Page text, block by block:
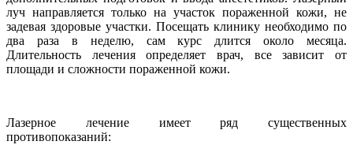
луч направляется только на участок пораженной кожи, не
задевая здоровые участки. Посещать клинику необходимо по
два раза в неделю, сам курс длится около месяца.
Длительность лечения определяет врач, все зависит от
площади и сложности пораженной кожи.
Лазерное лечение имеет ряд существенных
противопоказаний: